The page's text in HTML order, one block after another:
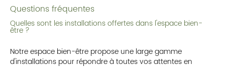
Questions fréquentes
Quelles sont les installations offertes dans l'espace bien-
être ?
Notre espace bien-être propose une large gamme
d'installations pour répondre à toutes vos attentes en